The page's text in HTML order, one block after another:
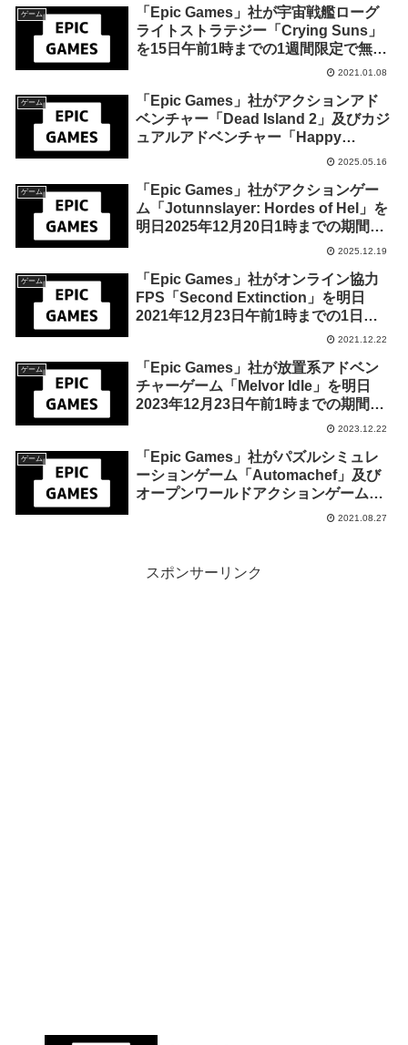
ゲーム
「Epic Games」社が宇宙戦艦ローグ
ライトストラテジー「Crying Suns」
を15日午前1時までの1週間限定で無料
2021.01.08
ゲーム
「Epic Games」社がアクションアド
ベンチャー「Dead Island 2」及びカジ
ュアルアドベンチャー「Happy
Game」を来週2025年5月22日までの
2025.05.16
ゲーム
「Epic Games」社がアクションゲー
ム「Jotunnslayer: Hordes of Hel」を
明日2025年12月20日1時までの期間限
2025.12.19
ゲーム
「Epic Games」社がオンライン協力
FPS「Second Extinction」を明日
2021年12月23日午前1時までの1日限
2021.12.22
ゲーム
「Epic Games」社が放置系アドベン
チャーゲーム「Melvor Idle」を明日
2023年12月23日午前1時までの期間限
2023.12.22
ゲーム
「Epic Games」社がパズルシミュレ
ーションゲーム「Automachef」及び
オープンワールドアクションゲーム
「セインツロウ：ザ・サード リマスタ
2021.08.27
スポンサーリンク